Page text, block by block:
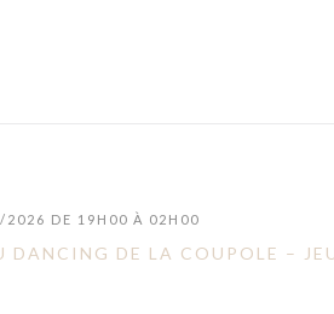
DE 19H00 À 02H00
DANCING DE LA COUPOLE –